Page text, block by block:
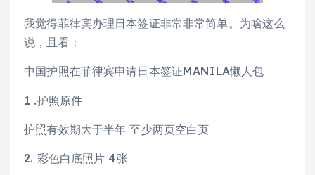
我觉得菲律宾办理日本签证非常非常简单。为啥这么
说，且看：
中国护照在菲律宾申请日本签证MANILA懒人包
1 .护照原件
护照有效期大于半年 至少两页空白页
2. 彩色白底照片 4张